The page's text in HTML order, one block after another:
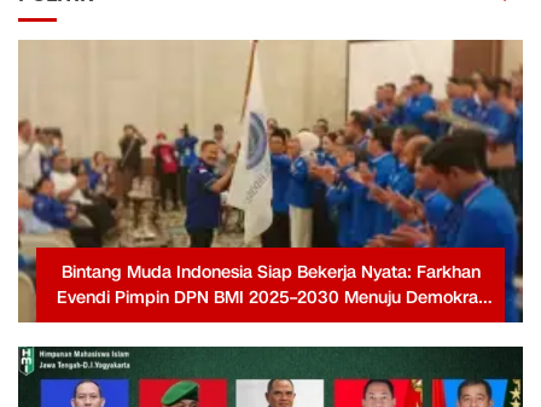
Bintang Muda Indonesia Siap Bekerja Nyata: Farkhan
Evendi Pimpin DPN BMI 2025–2030 Menuju Demokrat
Berjaya Kembali